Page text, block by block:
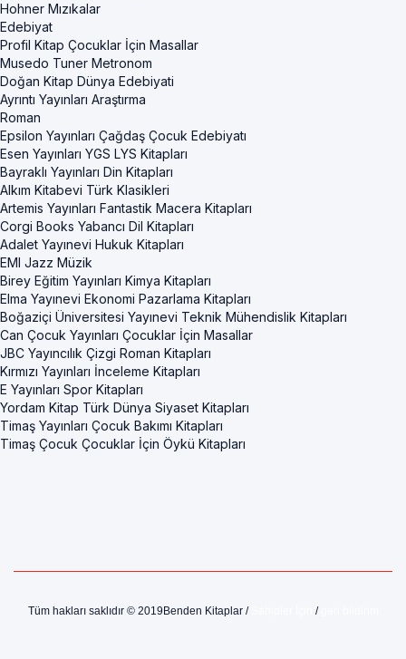
Hohner Mızıkalar
Edebiyat
Profil Kitap Çocuklar İçin Masallar
Musedo Tuner Metronom
Doğan Kitap Dünya Edebiyati
Ayrıntı Yayınları Araştırma
Roman
Epsilon Yayınları Çağdaş Çocuk Edebiyatı
Esen Yayınları YGS LYS Kitapları
Bayraklı Yayınları Din Kitapları
Alkım Kitabevi Türk Klasikleri
Artemis Yayınları Fantastik Macera Kitapları
Corgi Books Yabancı Dil Kitapları
Adalet Yayınevi Hukuk Kitapları
EMI Jazz Müzik
Birey Eğitim Yayınları Kimya Kitapları
Elma Yayınevi Ekonomi Pazarlama Kitapları
Boğaziçi Üniversitesi Yayınevi Teknik Mühendislik Kitapları
Can Çocuk Yayınları Çocuklar İçin Masallar
JBC Yayıncılık Çizgi Roman Kitapları
Kırmızı Yayınları İnceleme Kitapları
E Yayınları Spor Kitapları
Yordam Kitap Türk Dünya Siyaset Kitapları
Timaş Yayınları Çocuk Bakımı Kitapları
Timaş Çocuk Çocuklar İçin Öykü Kitapları
Tüm hakları saklıdır © 2019Benden Kitaplar / /